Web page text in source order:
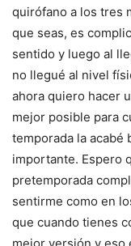
quirófano a los tres
que seas, es
sentido y luego al
no llegué al nivel
ahora quiero hacer
mejor posible para
temporada la acabé
importante. Espero
pretemporada
sentirme como en
que cuando tienes